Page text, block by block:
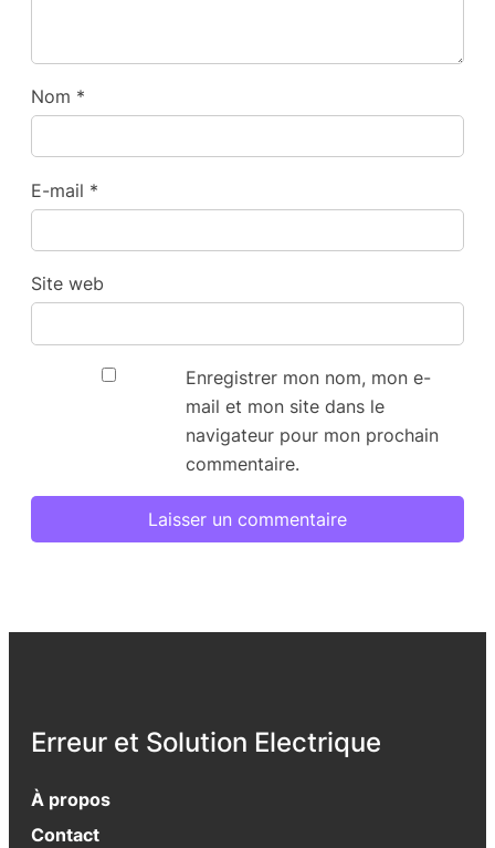
Nom *
E-mail *
Site web
Enregistrer mon nom, mon e-
mail et mon site dans le
navigateur pour mon prochain
commentaire.
Erreur et Solution Electrique
À propos
Contact